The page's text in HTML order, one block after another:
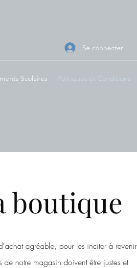
Se connecter
Scolaires Politiques et Conditions
boutique
agréable, pour les inciter à revenir
notre magasin doivent être justes et